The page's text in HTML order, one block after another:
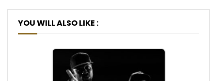
mbeng et le feu sort
mbeng et le feu sort
mbeng et le feu sort
mbeng et le feu sort
YOU WILL ALSO LIKE :